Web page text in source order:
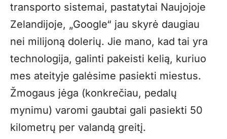
transporto sistemai, pastatytai Naujojoje
Zelandijoje, „Google“ jau skyrė daugiau
nei milijoną dolerių. Jie mano, kad tai yra
technologija, galinti pakeisti kelią, kuriuo
mes ateityje galėsime pasiekti miestus.
Žmogaus jėga (konkrečiau, pedalų
mynimu) varomi gaubtai gali pasiekti 50
kilometrų per valandą greitį.